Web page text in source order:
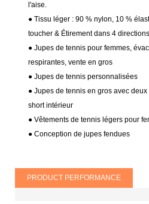
l'aise.
● Tissu léger : 90 % nylon, 10 %
toucher & Étirement dans 4 directions
●Jupes de tennis pour femmes,
respirantes, vente en gros
● Jupes de tennis personnalisées
● Jupes de tennis en gros avec
short intérieur
● Vêtements de tennis légers pour
● Conception de jupes fendues
PRODUCT PERFORMANCE